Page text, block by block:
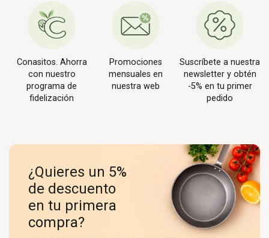
Conasitos. Ahorra
con nuestro
programa de
fidelización
Promociones
mensuales en
nuestra web
Suscríbete a nuestra
newsletter y obtén
-5% en tu primer
pedido
¿Quieres un 5%
de descuento
en tu primera
compra?